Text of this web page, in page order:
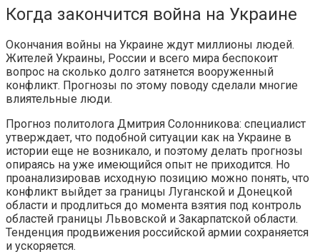
Когда закончится война на Украине
Окончания войны на Украине ждут миллионы людей.
Жителей Украины, России и всего мира беспокоит
вопрос на сколько долго затянется вооруженный
конфликт. Прогнозы по этому поводу сделали многие
влиятельные люди.
Прогноз политолога Дмитрия Солонникова: специалист
утверждает, что подобной ситуации как на Украине в
истории еще не возникало, и поэтому делать прогнозы
опираясь на уже имеющийся опыт не приходится. Но
проанализировав исходную позицию можно понять, что
конфликт выйдет за границы Луганской и Донецкой
области и продлиться до момента взятия под контроль
областей границы Львовской и Закарпатской области.
Тенденция продвижения российской армии сохраняется
и ускоряется.